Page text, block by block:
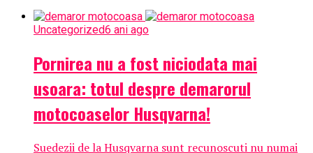
Uncategorized6 ani ago
Pornirea nu a fost niciodata mai
usoara: totul despre demarorul
motocoaselor Husqvarna!
Suedezii de la Husqvarna sunt recunoscuti nu numai